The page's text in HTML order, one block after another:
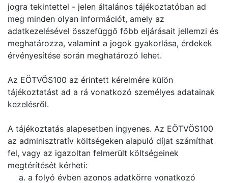
jogra tekintettel - jelen általános tájékoztatóban ad
meg minden olyan információt, amely az
adatkezelésével összefüggő főbb eljárásait jellemzi és
meghatározza, valamint a jogok gyakorlása, érdekek
érvényesítése során meghatározó lehet.
Az EÖTVÖS100 az érintett kérelmére külön
tájékoztatást ad a rá vonatkozó személyes adatainak
kezelésről.
A tájékoztatás alapesetben ingyenes. Az EÖTVÖS100
az adminisztratív költségeken alapuló díjat számíthat
fel, vagy az igazoltan felmerült költségeinek
megtérítését kérheti:
a folyó évben azonos adatkörre vonatkozó